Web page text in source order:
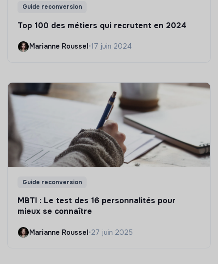
Guide reconversion
Top 100 des métiers qui recrutent en 2024
Marianne Roussel•17 juin 2024
Guide reconversion
MBTI : Le test des 16 personnalités pour
mieux se connaître
Marianne Roussel•27 juin 2025